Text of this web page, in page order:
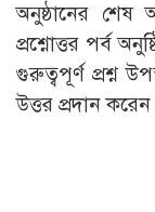
অনুষ্ঠানের শেষ
প্রশ্নোত্তর পর্ব
গুরুত্বপূর্ণ প্রশ্ন
উত্তর প্রদান